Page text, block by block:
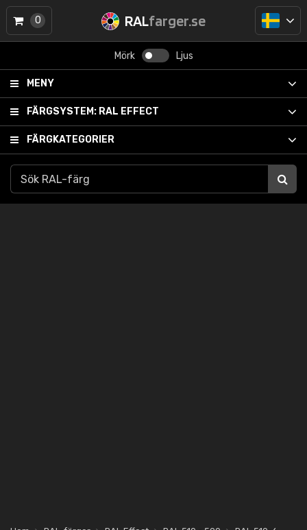
RALfarger.se
Mörk Ljus
MENY
FÄRGSYSTEM: RAL EFFECT
FÄRGKATEGORIER
0